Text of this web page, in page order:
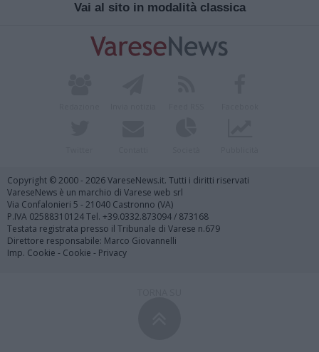
Vai al sito in modalità classica
Copyright © 2000 - 2026 VareseNews.it. Tutti i diritti riservati
VareseNews è un marchio di Varese web srl
Via Confalonieri 5 - 21040 Castronno (VA)
P.IVA 02588310124 Tel. +39.0332.873094 / 873168
Testata registrata presso il Tribunale di Varese n.679
Direttore responsabile: Marco Giovannelli
Imp. Cookie - Cookie - Privacy